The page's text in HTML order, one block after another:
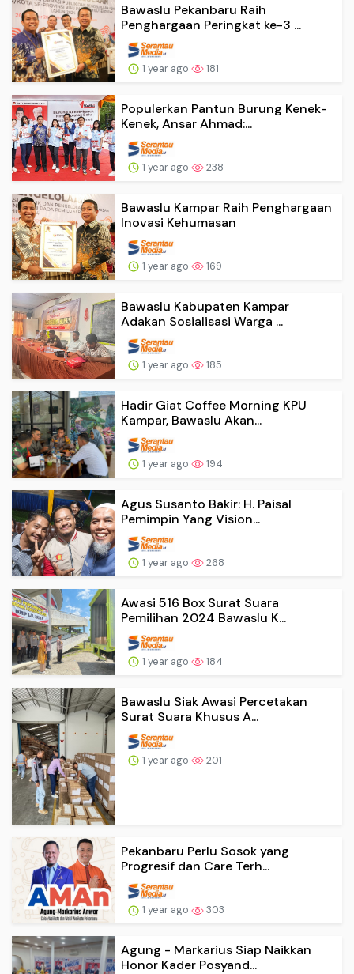
Bawaslu Pekanbaru Raih
Penghargaan Peringkat ke-3 ...
1 year ago 181
Populerkan Pantun Burung Kenek-
Kenek, Ansar Ahmad:...
1 year ago 238
Bawaslu Kampar Raih Penghargaan
Inovasi Kehumasan
1 year ago 169
Bawaslu Kabupaten Kampar
Adakan Sosialisasi Warga ...
1 year ago 185
Hadir Giat Coffee Morning KPU
Kampar, Bawaslu Akan...
1 year ago 194
Agus Susanto Bakir: H. Paisal
Pemimpin Yang Vision...
1 year ago 268
Awasi 516 Box Surat Suara
Pemilihan 2024 Bawaslu K...
1 year ago 184
Bawaslu Siak Awasi Percetakan
Surat Suara Khusus A...
1 year ago 201
Pekanbaru Perlu Sosok yang
Progresif dan Care Terh...
1 year ago 303
Agung - Markarius Siap Naikkan
Honor Kader Posyand...